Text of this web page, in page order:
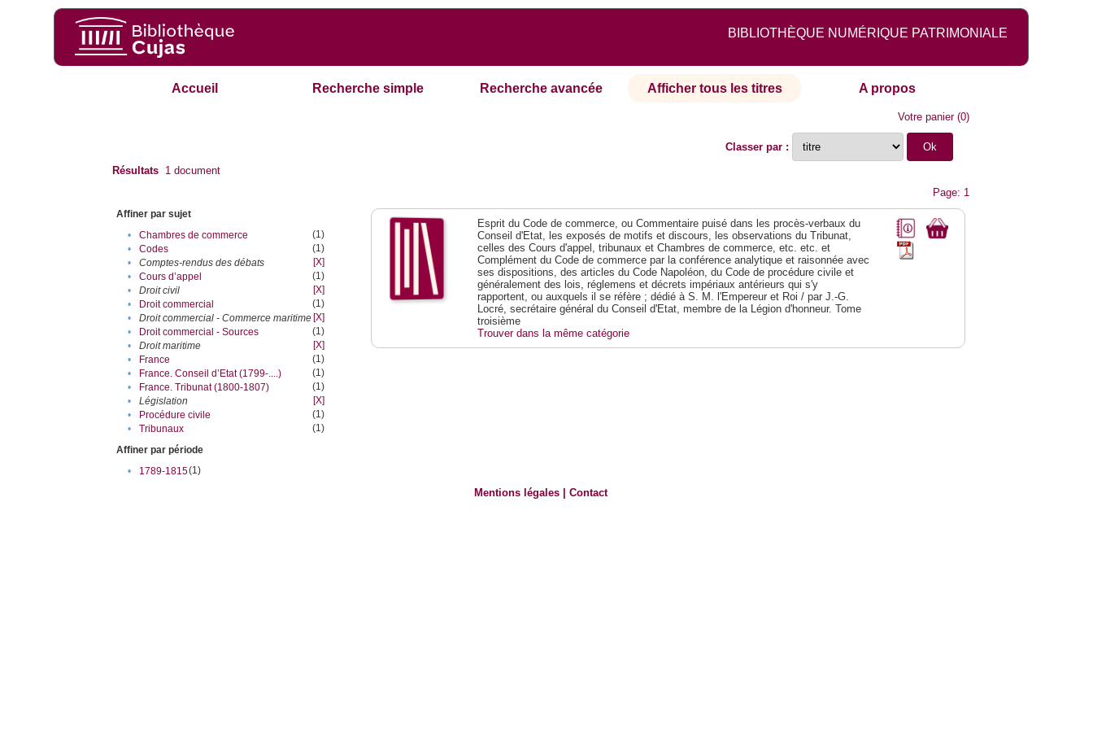
BIBLIOTHÈQUE NUMÉRIQUE PATRIMONIALE
Accueil Recherche simple Recherche avancée Afficher tous les titres A propos
Votre panier(0)
Classer par :
Résultats 1 document
Page: 1
Affiner par sujet
•
Chambres de commerce
(1)
•
Codes
(1)
•
Comptes-rendus des débats
[X]
•
Cours d’appel
(1)
•
Droit civil
[X]
•
Droit commercial
(1)
•
Droit commercial - Commerce maritime [X]
•
Droit commercial - Sources
(1)
•
Droit maritime
[X]
•
France
(1)
•
France. Conseil d’Etat (1799-....)
(1)
•
France. Tribunat (1800-1807)
(1)
•
Législation
[X]
•
Procédure civile
(1)
•
Tribunaux
(1)
Affiner par période
•
1789-1815(1)
Esprit du Code de commerce, ou Commentaire puisé dans les procès-verbaux du
Conseil d'Etat, les exposés de motifs et discours, les observations du Tribunat,
celles des Cours d'appel, tribunaux et Chambres de commerce, etc. etc. et
Complément du Code de commerce par la conférence analytique et raisonnée avec
ses dispositions, des articles du Code Napoléon, du Code de procédure civile et
généralement des lois, réglemens et décrets impériaux antérieurs qui s'y
rapportent, ou auxquels il se réfère ; dédié à S. M. l'Empereur et Roi / par J.-G.
Locré, secrétaire général du Conseil d'Etat, membre de la Légion d'honneur. Tome
troisième
Trouver dans la même catégorie
Mentions légales |Contact